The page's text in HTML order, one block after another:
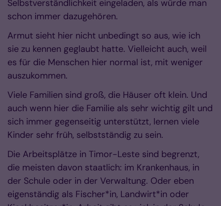
Selbstverständlichkeit eingeladen, als würde man
schon immer dazugehören.
Armut sieht hier nicht unbedingt so aus, wie ich
sie zu kennen geglaubt hatte. Vielleicht auch, weil
es für die Menschen hier normal ist, mit weniger
auszukommen.
Viele Familien sind groß, die Häuser oft klein. Und
auch wenn hier die Familie als sehr wichtig gilt und
sich immer gegenseitig unterstützt, lernen viele
Kinder sehr früh, selbstständig zu sein.
Die Arbeitsplätze in Timor-Leste sind begrenzt,
die meisten davon staatlich: im Krankenhaus, in
der Schule oder in der Verwaltung. Oder eben
eigenständig als Fischer*in, Landwirt*in oder